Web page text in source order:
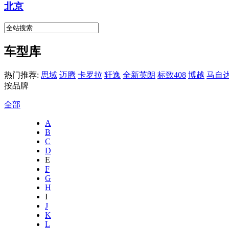
北京
车型库
热门推荐: 思域 迈腾 卡罗拉 轩逸 全新英朗 标致408 博越 马自
按品牌
全部
A
B
C
D
E
F
G
H
I
J
K
L